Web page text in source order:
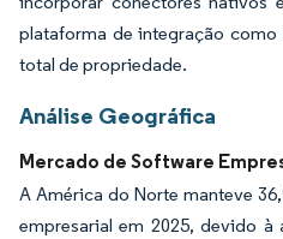
plataforma de integração
total de propriedade.
Análise Geográfica
Mercado de Software
A América do Norte manteve
empresarial em 2025, devido